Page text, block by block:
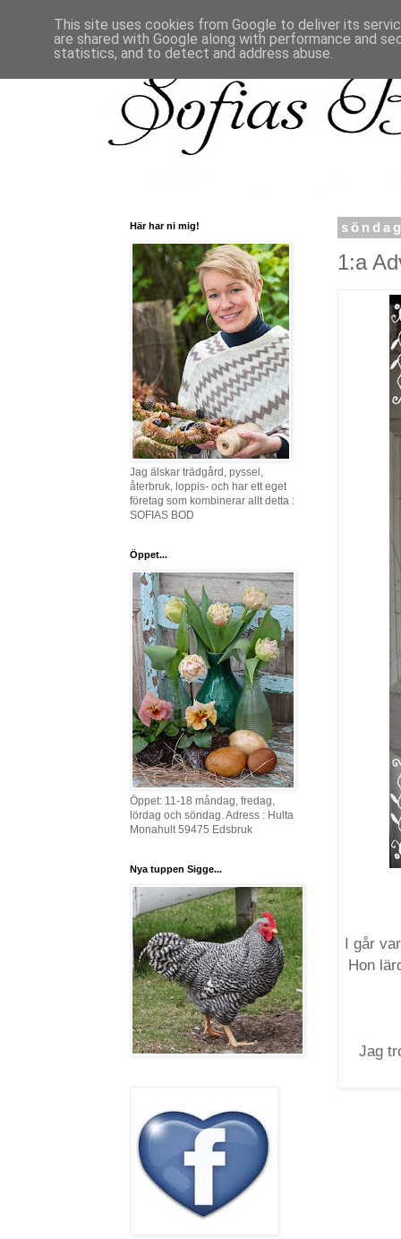
1:a
I går
Hon
Jag
Här har ni mig!
Jag älskar trädgård, pyssel,
återbruk, loppis- och har ett eget
företag som kombinerar allt detta :
SOFIAS BOD
Öppet...
Öppet: 11-18 måndag, fredag,
lördag och söndag. Adress : Hulta
Monahult 59475 Edsbruk
Nya tuppen Sigge...
This site uses cookies from Google to deliver its
are shared with Google along with performance and
statistics, and to detect and address abuse.